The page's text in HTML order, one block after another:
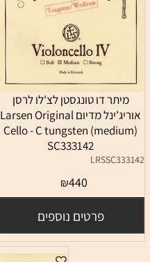
מיתר דו טונגסטן לצ'לו לרסן
אוריג'ינל מדיום Larsen Original
Cello - C tungsten (medium)
SC333142
LRSSC333142
₪440
פרטים נוספים